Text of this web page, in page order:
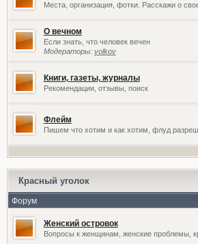
Места, организация, фотки. Расскажи о
О вечном
Если знать, что человек вечен
Модераторы: volkov
Книги, газеты, журналы
Рекомендации, отзывы, поиск
Флейм
Пишем что хотим и как хотим, флуд
Красный уголок
Форум
Женский островок
Вопросы к женщинам, женские проблемы,